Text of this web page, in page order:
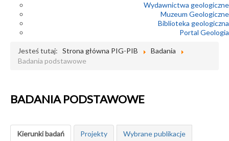
Wydawnictwa geologiczne
Muzeum Geologiczne
Biblioteka geologiczna
Portal Geologia
Jesteś tutaj: Strona główna PIG-PIB
Badania
Badania podstawowe
BADANIA PODSTAWOWE
Kierunki badań Projekty Wybrane publikacje